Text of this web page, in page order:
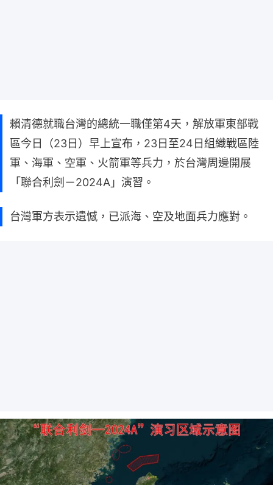
賴清德就職台灣的總統一職僅第4天，解放軍東部戰
區今日（23日）早上宣布，23日至24日組織戰區陸
軍、海軍、空軍、火箭軍等兵力，於台灣周邊開展
「聯合利劍－2024A」演習。
台灣軍方表示遺憾，已派海、空及地面兵力應對。